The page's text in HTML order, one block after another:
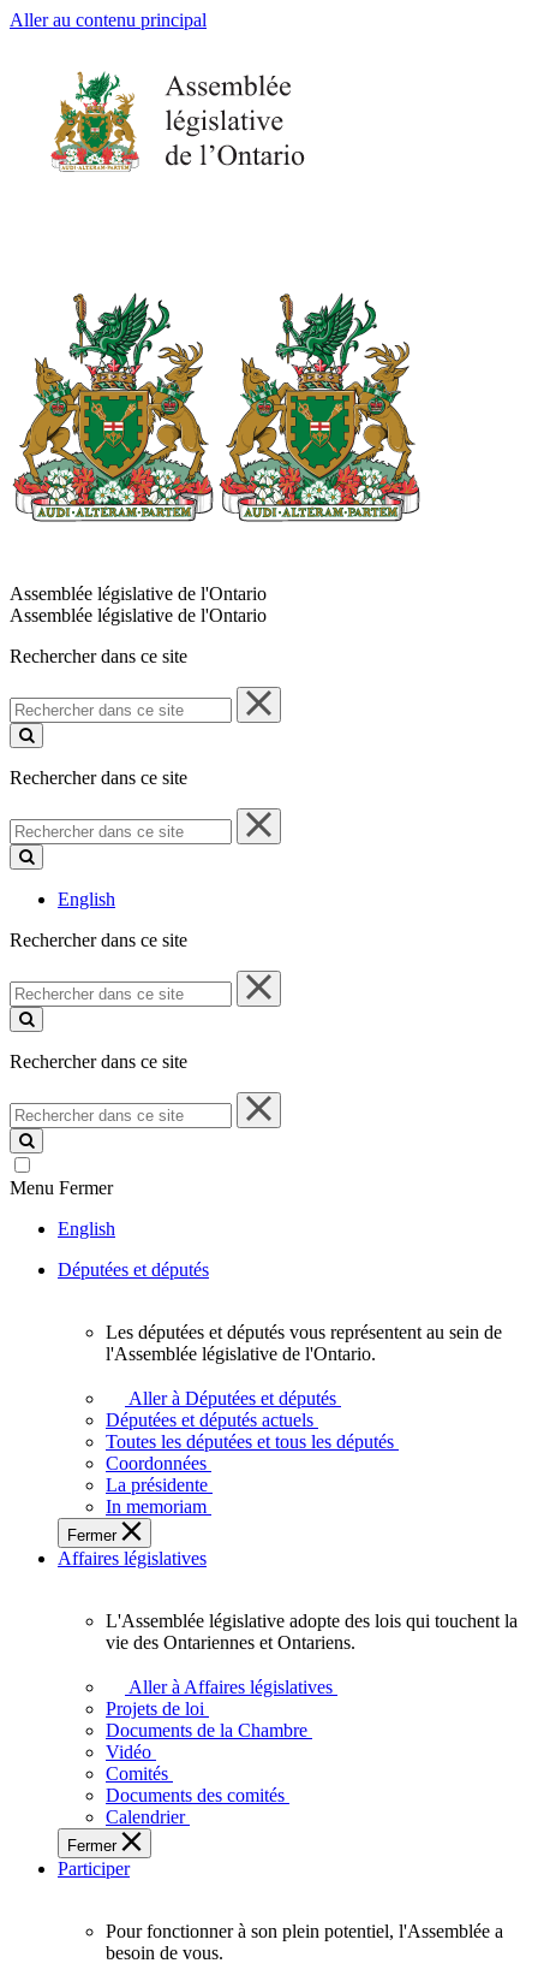
Aller au contenu principal
Assemblée législative de l'Ontario
Assemblée législative de l'Ontario
Rechercher dans ce site
Rechercher
dans
ce
Rechercher dans ce site
Rechercher
dans
ce
English
Rechercher dans ce site
Rechercher
dans
ce
Rechercher dans ce site
Rechercher
dans
ce
site
Menu Fermer
English
Députées et députés
députés
vous
représentent
sein
de
l'Assemblée
législative
l'Ontario.
Les députées et députés vous représentent au sein de
l'Assemblée législative de l'Ontario.
Aller à Députées et députés
Députées et députés actuels
Toutes les députées et tous les députés
Coordonnées
La présidente
In memoriam
Fermer
Affaires législatives
L'Assemblée
adopte
touchent
des
Ontariennes
et
L'Assemblée législative adopte des lois qui touchent la
vie des Ontariennes et Ontariens.
Aller à Affaires législatives
Projets de loi
Documents de la Chambre
Vidéo
Comités
Documents des comités
Calendrier
Fermer
Participer
Pour fonctionner à son plein potentiel, l'Assemblée a
besoin de vous.